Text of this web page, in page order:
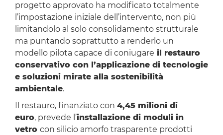
progetto approvato ha modificato totalmente
l’impostazione iniziale dell’intervento, non più
limitandolo al solo consolidamento strutturale
ma puntando soprattutto a renderlo un
modello pilota capace di coniugare il restauro
conservativo con l’applicazione di tecnologie
e soluzioni mirate alla sostenibilità
ambientale.
Il restauro, finanziato con 4,45 milioni di
euro, prevede l’installazione di moduli in
vetro con silicio amorfo trasparente prodotti